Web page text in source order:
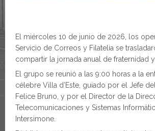
El miércoles 10 de junio de 2026, los
Servicio de Correos y Filatelia se
compartir la jornada anual de fraternidad
El grupo se reunió a las 9:00 horas a la
célebre Villa d’Este, guiado por el Jefe
Felice Bruno, y por el Director de la
Telecomunicaciones y Sistemas
Intersimone.